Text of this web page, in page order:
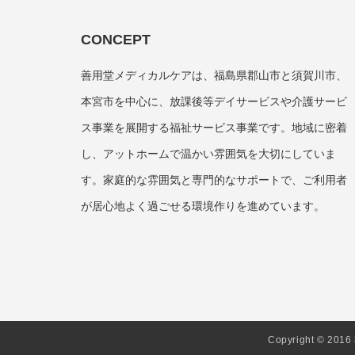
CONCEPT
善用堂メディカルケアは、福島県郡山市と須賀川市、
本宮市を中心に、放課後等デイサービスや介護サービ
ス事業を展開する福祉サービス事業です。地域に密着
し、アットホームで温かい雰囲気を大切にしていま
す。家庭的な雰囲気と専門的なサポートで、ご利用者
が居心地よく過ごせる環境作りを進めています。
Copyright © 2016